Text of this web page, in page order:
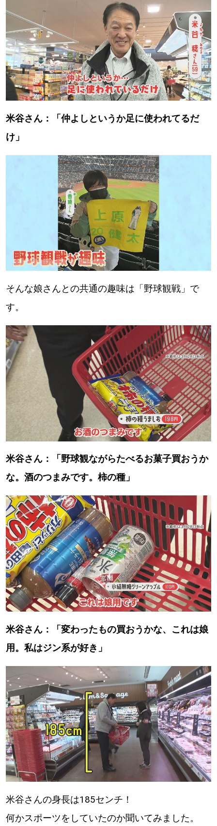
米谷さん：「仲よしというか足に使われてるだ
け」
そんな娘さんとの共通の趣味は「野球観戦」で
す。
米谷さん：「野球観ながらたべるお菓子買おうか
な。酒のつまみです。柿の種」
米谷さん：「変わったもの買おうかな、これは娘
用。私はジン系が好き」
米谷さんの身長は185センチ！
何かスポーツをしていたのか聞いてみました。